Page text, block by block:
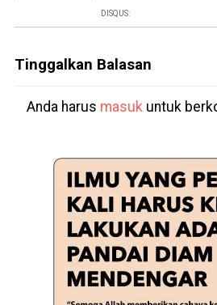
DISQUS:
Tinggalkan Balasan
Anda harus masukuntuk